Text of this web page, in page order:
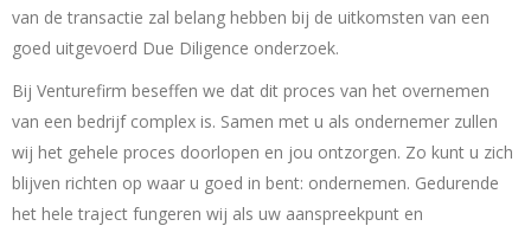
van de transactie zal belang hebben bij de uitkomsten van een
goed uitgevoerd Due Diligence onderzoek.
Bij Venturefirm beseffen we dat dit proces van het overnemen
van een bedrijf complex is. Samen met u als ondernemer zullen
wij het gehele proces doorlopen en jou ontzorgen. Zo kunt u zich
blijven richten op waar u goed in bent: ondernemen. Gedurende
het hele traject fungeren wij als uw aanspreekpunt en